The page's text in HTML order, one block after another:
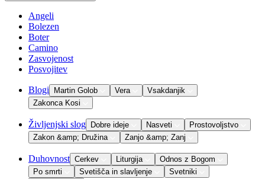
Angeli
Bolezen
Boter
Camino
Zasvojenost
Posvojitev
Blogi Martin Golob Vera
Vsakdanjik
Zakonca Kosi
Življenjski slog Dobre ideje Nasveti
Prostovoljstvo
Zakon &amp; Družina
Zanjo &amp; Zanj
Duhovnost Cerkev Liturgija
Odnos z Bogom
Po smrti
Svetišča in slavljenje
Svetniki